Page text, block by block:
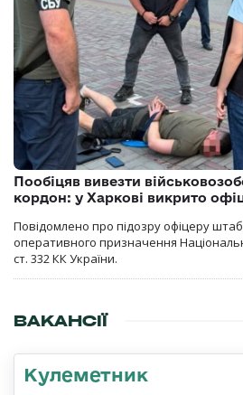
Пообіцяв вивезти
кордон: у Харкові викрито
Повідомлено про підозру офіцеру
оперативного призначення
ст. 332 КК України.
ВАКАНСІЇ
Кулеметник